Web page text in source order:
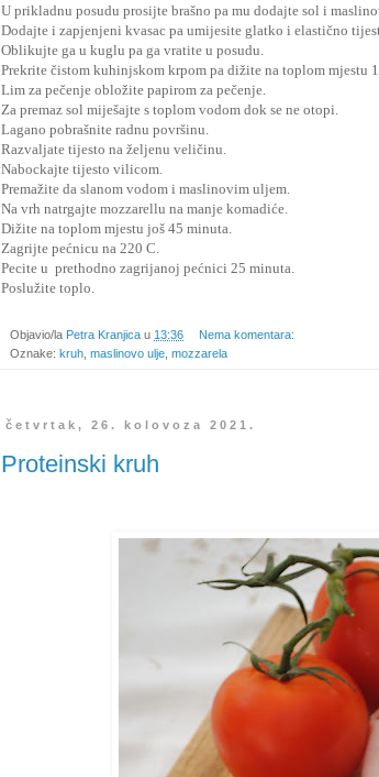
U prikladnu posudu prosijte brašno pa mu dodajte sol i
Dodajte i zapjenjeni kvasac pa umijesite glatko i elastično
Oblikujte ga u kuglu pa ga vratite u posudu.
Prekrite čistom kuhinjskom krpom pa dižite na toplom mjestu 1
Lim za pečenje obložite papirom za pečenje.
Za premaz sol miješajte s toplom vodom dok se ne otopi.
Lagano pobrašnite radnu površinu.
Razvaljate tijesto na željenu veličinu.
Nabockajte tijesto vilicom.
Premažite da slanom vodom i maslinovim uljem.
Na vrh natrgajte mozzarellu na manje komadiće.
Dižite na toplom mjestu još 45 minuta.
Zagrijte pećnicu na 220 C.
Pecite u prethodno zagrijanoj pećnici 25 minuta.
Poslužite toplo.
Objavio/la Petra Kranjica u 13:36
Nema komentara:
Oznake: kruh maslinovo ulje mozzarela
četvrtak, 26. kolovoza 2021.
Proteinski kruh